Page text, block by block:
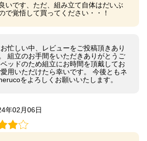
いです、ただ、組み立て自体はだいぶ
で覚悟して買ってください・・！
忙しい中、レビューをご投稿頂きあり
組立のお手間をいただきありがとうご
ッドのため組立にお時間を頂戴してお
用いただけたら幸いです。 今後ともネ
をよろしくお願いいたします。
年02月06日